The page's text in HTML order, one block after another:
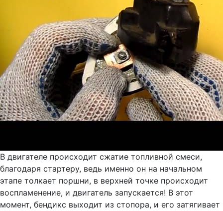
В двигателе происходит сжатие топливной смеси,
благодаря стартеру, ведь именно он на начальном
этапе толкает поршни, в верхней точке происходит
воспламенение, и двигатель запускается! В этот
момент, бендикс выходит из стопора, и его затягивает